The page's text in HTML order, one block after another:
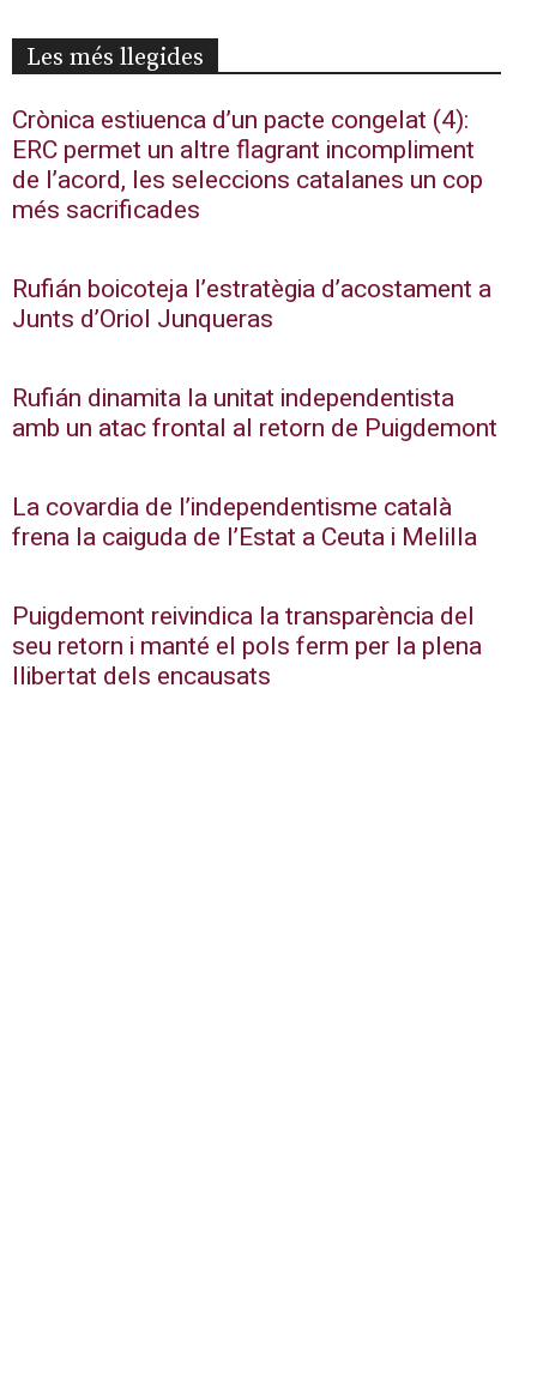
Les més llegides
Crònica estiuenca d’un pacte congelat (4):
ERC permet un altre flagrant incompliment
de l’acord, les seleccions catalanes un cop
més sacrificades
Rufián boicoteja l’estratègia d’acostament a
Junts d’Oriol Junqueras
Rufián dinamita la unitat independentista
amb un atac frontal al retorn de Puigdemont
La covardia de l’independentisme català
frena la caiguda de l’Estat a Ceuta i Melilla
Puigdemont reivindica la transparència del
seu retorn i manté el pols ferm per la plena
llibertat dels encausats